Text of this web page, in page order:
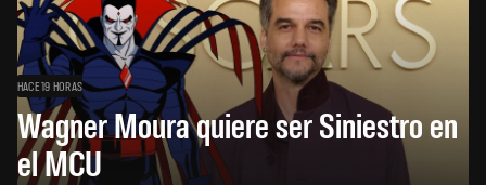
HACE 19 HORAS
Wagner Moura quiere ser Siniestro en
el MCU